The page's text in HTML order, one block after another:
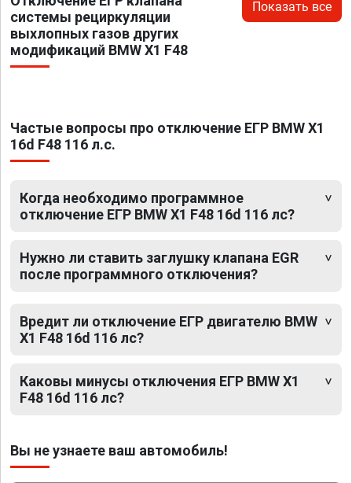
системы рециркуляции
выхлопных газов других
модификаций BMW X1 F48
Показать все
Частые вопросы про отключение ЕГР BMW X1
16d F48 116 л.с.
Когда необходимо программное
отключение ЕГР BMW X1 F48 16d 116 лс?
Нужно ли ставить заглушку клапана EGR
после программного отключения?
Вредит ли отключение ЕГР двигателю BMW
X1 F48 16d 116 лс?
Каковы минусы отключения ЕГР BMW X1
F48 16d 116 лс?
Вы не узнаете ваш автомобиль!